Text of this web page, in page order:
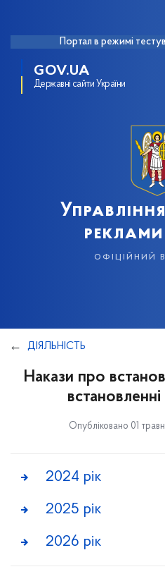
Портал в режимі
GOV.UA
Державні сайти України
офіційний
ДІЯЛЬНІСТЬ
Накази про
встановленні
Опубліковано 01
2024 рік
2025 рік
2026 рік